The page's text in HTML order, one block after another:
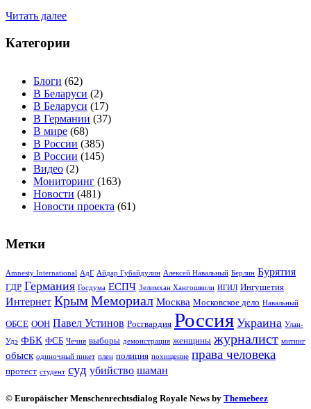
Читать далее
Категории
Блоги (62)
В Беларуси (2)
В Беларуси (17)
В Германии (37)
В мире (68)
В России (385)
В России (145)
Видео (2)
Мониторинг (163)
Новости (481)
Новости проекта (61)
Метки
Amnesty International АдГ Айдар Губайдулин Алексей Навальный Берлин Бурятия
ГДР Германия Госдума ЕСПЧ Зелимхан Хангошвили ИГИЛ Ингушетия
Интернет Крым Мемориал Москва Московское дело Навальный
ОБСЕ ООН Павел Устинов Росгвардия Россия Украина Улан-
Удэ ФБК ФСБ Чечня выборы демонстрация женщины журналист митинг
обыск одиночный пикет плен полиция похищение права человека
протест студент суд убийство шаман
© Europäischer Menschenrechtsdialog Royale News by Themebeez